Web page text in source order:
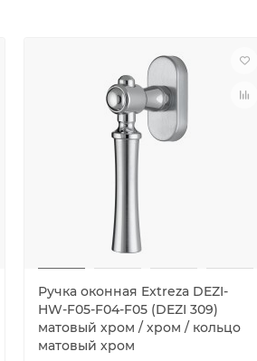
Ручка оконная Extreza DEZI-
HW-F05-F04-F05 (DEZI 309)
матовый хром / хром / кольцо
матовый хром